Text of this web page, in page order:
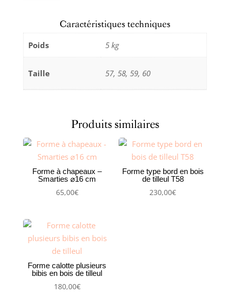
–
Grand
bord
Fedora
Caractéristiques techniques
Poids 5 kg
Taille 57, 58, 59, 60
Produits similaires
Forme à chapeaux –
Smarties ⌀16 cm
65,00€
Forme type bord en bois
de tilleul T58
230,00€
Forme calotte plusieurs
bibis en bois de tilleul
180,00€